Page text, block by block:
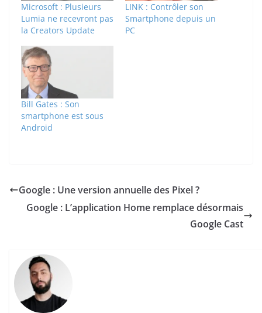
Microsoft : Plusieurs
Lumia ne recevront pas
la Creators Update
LINK : Contrôler son
Smartphone depuis un
PC
Bill Gates : Son
smartphone est sous
Android
Google : Une version annuelle des Pixel ?
Google : L’application Home remplace désormais
Google Cast